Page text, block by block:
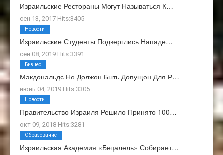
Израильские Рестораны Могут Называться К…
сен 13, 2017 Hits:3405
Израильские Студенты Подверглись Нападе…
сен 08, 2019 Hits:3391
Новости
Макдональдс Не Должен Быть Допущен Для Р…
июнь 04, 2019 Hits:3305
Бизнес
Правительство Израиля Решило Принято 100…
окт 09, 2018 Hits:3281
Новости
Израильская Академия «Бецалель» Собирает…
Образование